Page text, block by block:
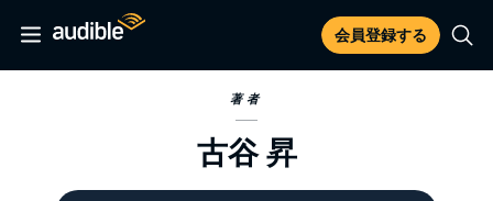
会員登録する
著者
古谷 昇